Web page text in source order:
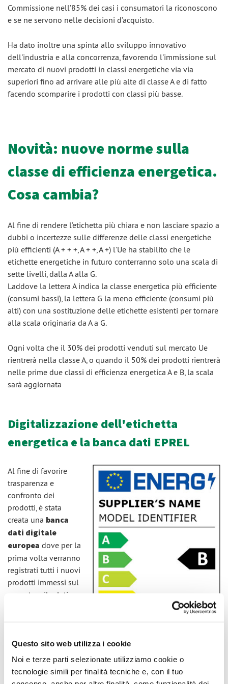
Questo sito web utilizza i cookie
Noi e terze parti selezionate utilizziamo cookie o
tecnologie simili per finalità tecniche e, con il tuo
Commissione nell’85% dei casi i consumatori la riconoscono
e se ne servono nelle decisioni d’acquisto.
Ha dato inoltre una spinta allo sviluppo innovativo
dell'industria e alla concorrenza, favorendo l'immissione sul
mercato di nuovi prodotti in classi energetiche via via
superiori fino ad arrivare alle più alte di classe A e di fatto
facendo scomparire i prodotti con classi più basse.
Novità: nuove norme sulla
classe di efficienza energetica.
Cosa cambia?
Al fine di rendere l’etichetta più chiara e non lasciare spazio a
dubbi o incertezze sulle differenze delle classi energetiche
più efficienti (A + + +, A + +, A +) l'Ue ha stabilito che le
etichette energetiche in futuro conterranno solo una scala di
sette livelli, dalla A alla G.
Laddove la lettera A indica la classe energetica più efficiente
(consumi bassi), la lettera G la meno efficiente (consumi più
alti) con una sostituzione delle etichette esistenti per tornare
alla scala originaria da A a G.
Ogni volta che il 30% dei prodotti venduti sul mercato Ue
rientrerà nella classe A, o quando il 50% dei prodotti rientrerà
nelle prime due classi di efficienza energetica A e B, la scala
sarà aggiornata
Digitalizzazione dell'etichetta
energetica e la banca dati EPREL
Al fine di favorire
trasparenza e
confronto dei
prodotti, è stata
creata una banca
dati digitale
europea dove per la
prima volta verranno
registrati tutti i nuovi
prodotti immessi sul
mercato e il relativo
EPREL(European
Product Registration
Database for Energy
Labelling) diventerà